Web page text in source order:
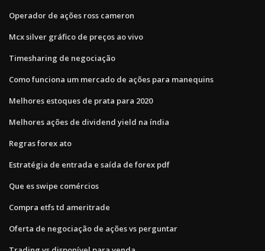
Operador de ações ross cameron
Mcx silver gráfico de preços ao vivo
Timesharing de negociação
Como funciona um mercado de ações para manequins
Melhores estoques de prata para 2020
Melhores ações de dividend yield na índia
Regras forex ato
Estratégia de entrada e saída de forex pdf
Que es swipe comércios
Compra etfs td ameritrade
Oferta de negociação de ações vs perguntar